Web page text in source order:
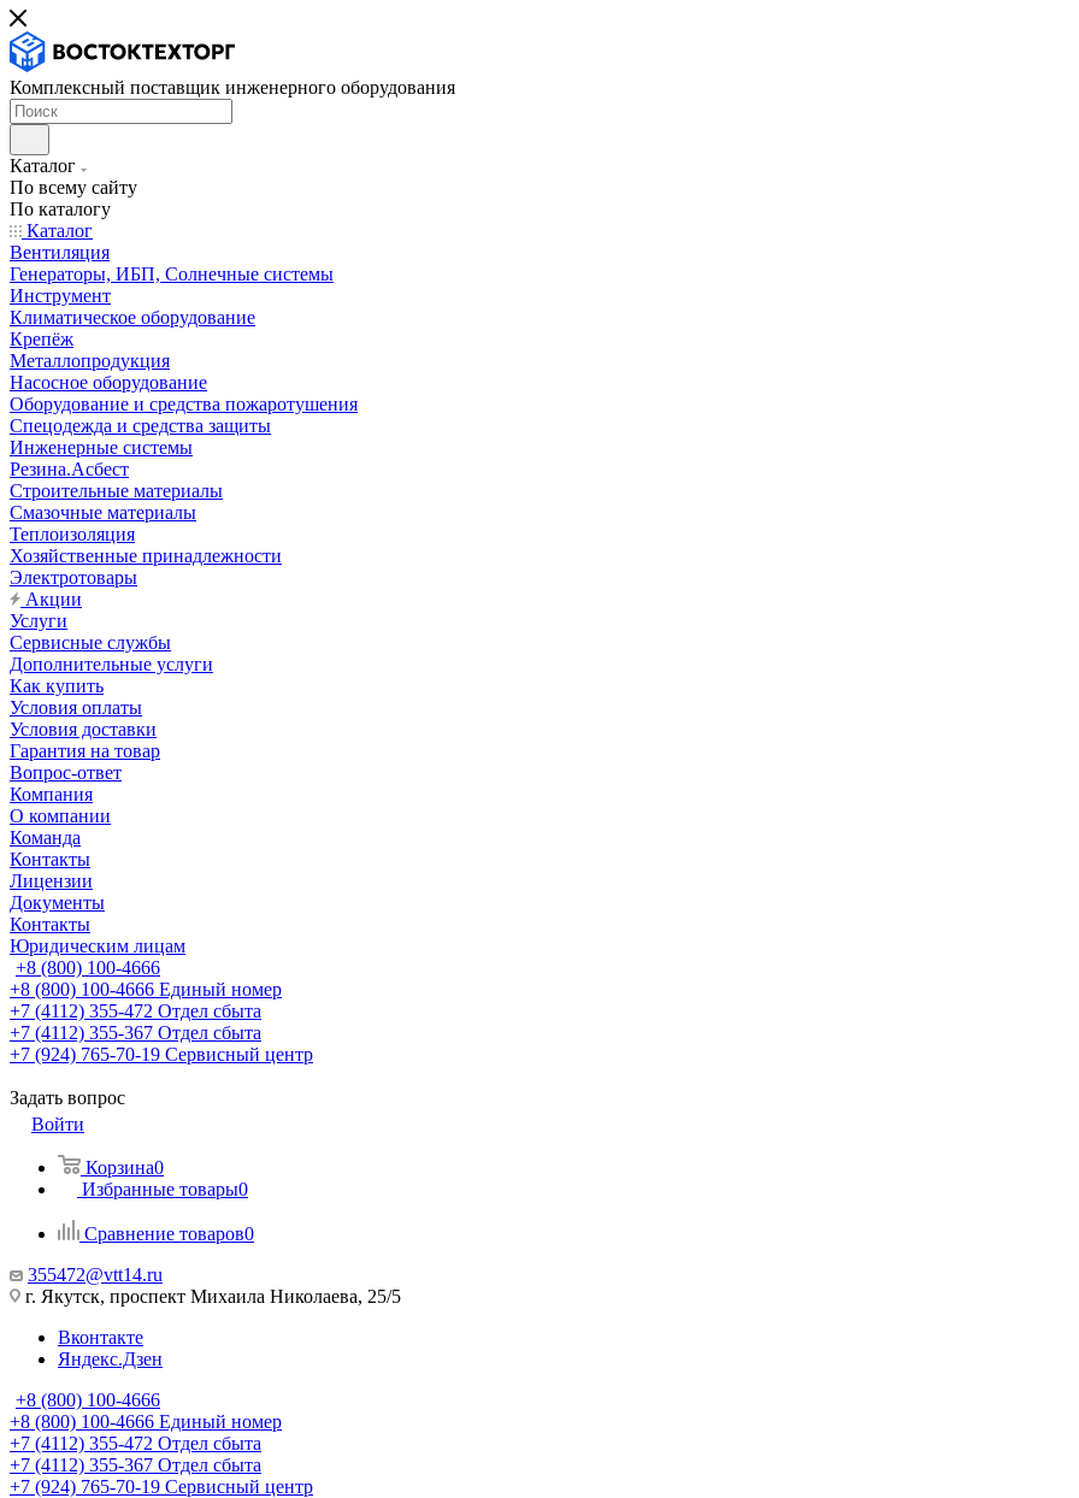
Комплексный поставщик инженерного оборудования
Каталог
По всему сайту
По каталогу
Каталог
Вентиляция
Генераторы, ИБП, Солнечные системы
Инструмент
Климатическое оборудование
Крепёж
Металлопродукция
Насосное оборудование
Оборудование и средства пожаротушения
Спецодежда и средства защиты
Инженерные системы
Резина.Асбест
Строительные материалы
Смазочные материалы
Теплоизоляция
Хозяйственные принадлежности
Электротовары
Акции
Услуги
Сервисные службы
Дополнительные услуги
Как купить
Условия оплаты
Условия доставки
Гарантия на товар
Вопрос-ответ
Компания
О компании
Команда
Контакты
Лицензии
Документы
Контакты
Юридическим лицам
+8 (800) 100-4666
+8 (800) 100-4666 Единый номер
+7 (4112) 355-472 Отдел сбыта
+7 (4112) 355-367 Отдел сбыта
+7 (924) 765-70-19 Сервисный центр
Задать вопрос
Войти
Корзина0
Избранные товары0
Сравнение товаров0
355472@vtt14.ru
г. Якутск, проспект Михаила Николаева, 25/5
Вконтакте
Яндекс.Дзен
+8 (800) 100-4666
+8 (800) 100-4666 Единый номер
+7 (4112) 355-472 Отдел сбыта
+7 (4112) 355-367 Отдел сбыта
+7 (924) 765-70-19 Сервисный центр